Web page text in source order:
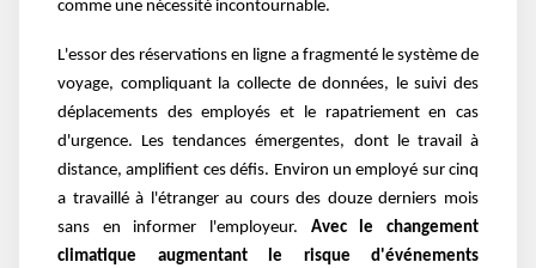
comme une nécessité incontournable.
L'essor des réservations en ligne a fragmenté le système de
voyage, compliquant la collecte de données, le suivi des
déplacements des employés et le rapatriement en cas
d'urgence. Les tendances émergentes, dont le travail à
distance, amplifient ces défis. Environ un employé sur cinq
a travaillé à l'étranger au cours des douze derniers mois
sans en informer l'employeur. Avec le changement
climatique augmentant le risque d'événements